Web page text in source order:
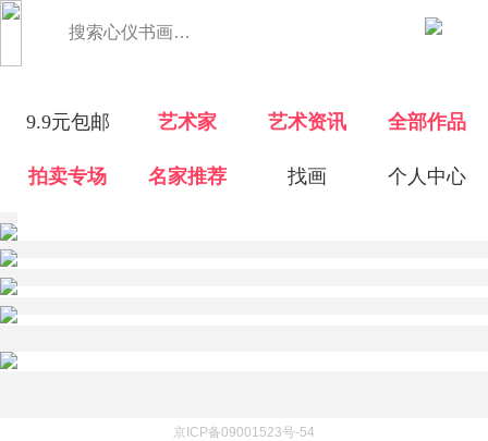
搜索心仪书画…
9.9元包邮 艺术家 艺术资讯 全部作品
拍卖专场 名家推荐 找画 个人中心
京ICP备09001523号-54